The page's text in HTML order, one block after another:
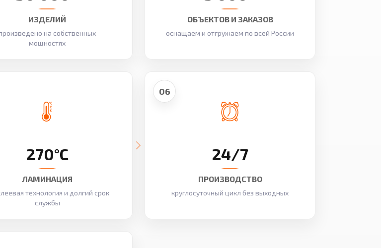
ИЗДЕЛИЙ
на собственных
мощностях
ОБЪЕКТОВ И ЗАКАЗОВ
оснащаем и отгружаем по всей России
270°C
ЛАМИНАЦИЯ
технология и долгий срок
службы
06
24/7
ПРОИЗВОДСТВО
круглосуточный цикл без выходных